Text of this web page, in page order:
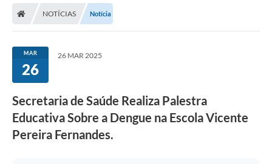
Conselhos Municipais
Portal Leis Municipais
Contas Públicas
Cultura e Patrimônio
A Prefeitura
NOTÍCIAS Notícia
MAR
26
26 MAR 2025
Secretaria de Saúde Realiza Palestra
Educativa Sobre a Dengue na Escola Vicente
Pereira Fernandes.